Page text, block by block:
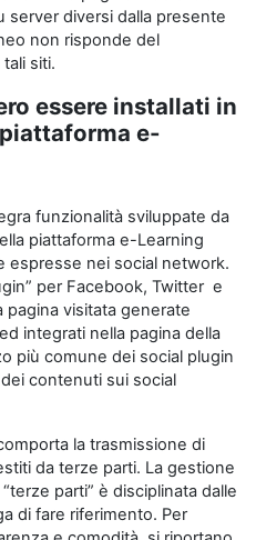
server diversi dalla presente
non risponde del
siti.
essere installati in
e-
funzionalità sviluppate da
piattaforma e-Learning
espresse nei social network.
per Facebook, Twitter e
pagina visitata generate
integrati nella pagina della
più comune dei social plugin
contenuti sui social
la trasmissione di
da terze parti. La gestione
parti” è disciplinata dalle
di fare riferimento. Per